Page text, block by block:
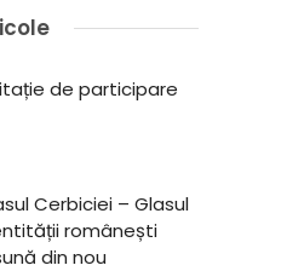
de participare
Cerbiciei – Glasul
românești
din nou